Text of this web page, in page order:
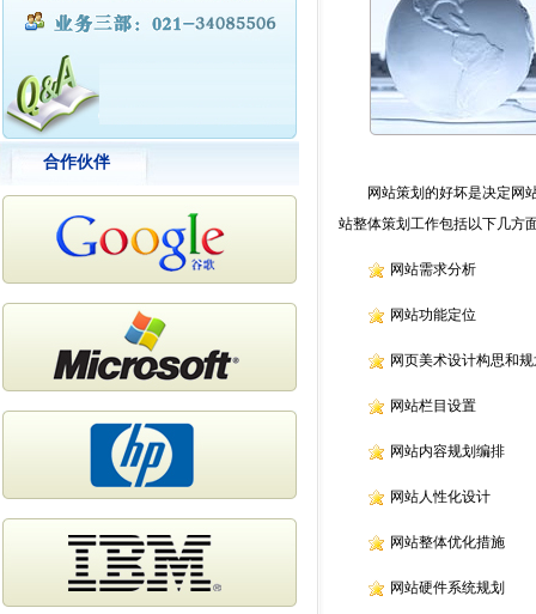
合作伙伴
网站策划的好坏是决定网
站整体策划工作包括以下几方
网站需求分析
网站功能定位
网页美术设计构思和规
网站栏目设置
网站内容规划编排
网站人性化设计
网站整体优化措施
网站硬件系统规划